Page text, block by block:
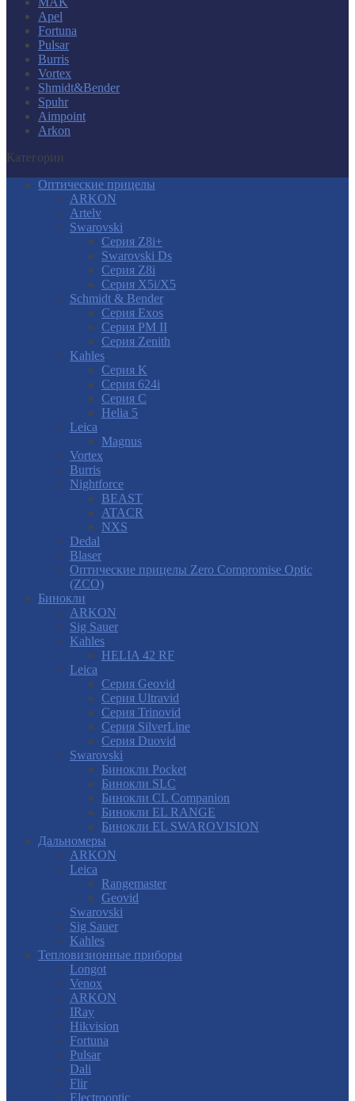
Apel
Fortuna
Pulsar
Burris
Vortex
Shmidt&Bender
Spuhr
Aimpoint
Arkon
Категории
Оптические прицелы
ARKON
Artelv
Swarovski
Серия Z8i+
Swarovski Ds
Серия Z8i
Серия X5i/X5
Schmidt & Bender
Серия Exos
Серия PM II
Cерия Zenith
Kahles
Серия K
Серия 624i
Серия С
Helia 5
Leica
Magnus
Vortex
Burris
Nightforce
BEAST
ATACR
NXS
Dedal
Blaser
Оптические прицелы Zero Compromise Optic
(ZCO)
Бинокли
ARKON
Sig Sauer
Kahles
HELIA 42 RF
Leica
Серия Geovid
Серия Ultravid
Серия Trinovid
Серия SilverLine
Серия Duovid
Swarovski
Бинокли Pocket
Бинокли SLC
Бинокли CL Companion
Бинокли EL RANGE
Бинокли EL SWAROVISION
Дальномеры
ARKON
Leica
Rangemaster
Geovid
Swarovski
Sig Sauer
Kahles
Тепловизионные приборы
Longot
Venox
ARKON
IRay
Hikvision
Fortuna
Pulsar
Dali
Flir
Electrooptic